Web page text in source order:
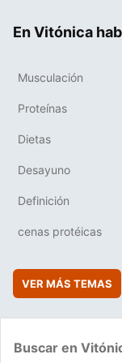
En Vitónica
Musculación
Proteínas
Dietas
Desayuno
Definición
cenas protéicas
VER MÁS TEMAS